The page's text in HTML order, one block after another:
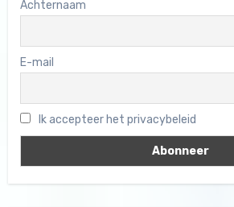
Achternaam
E-mail
Ik accepteer het privacybeleid